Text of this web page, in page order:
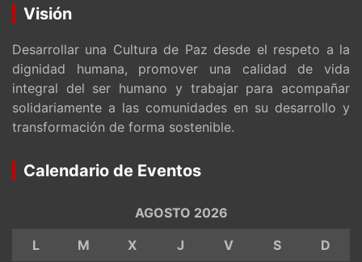
Visión
Desarrollar una Cultura de Paz desde el respeto a la
dignidad humana, promover una calidad de vida
integral del ser humano y trabajar para acompañar
solidariamente a las comunidades en su desarrollo y
transformación de forma sostenible.
Calendario de Eventos
AGOSTO 2026
L
M X J V S
D